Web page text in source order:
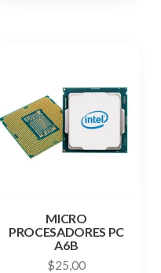
MICRO
PROCESADORES PC
A6B
$25,00